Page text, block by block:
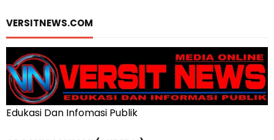
VERSITNEWS.COM
Edukasi Dan Infomasi Publik